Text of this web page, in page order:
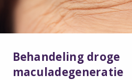
Behandeling droge
maculadegeneratie